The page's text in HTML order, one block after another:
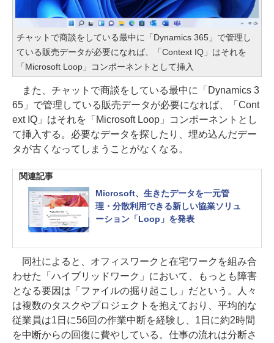
チャットで商談をしている最中に「Dynamics 365」で管理し
ている販売データが必要になれば、「Context IQ」はそれを
「Microsoft Loop」コンポーネントとして挿入
また、チャットで商談をしている最中に「Dynamics 3
65」で管理している販売データが必要になれば、「Cont
ext IQ」はそれを「Microsoft Loop」コンポーネントとし
て挿入する。必要なデータを探したり、埋め込んだデー
タが古くなってしまうことがなくなる。
関連記事
Microsoft、生きたデータを一元管
理・分散利用できる新しい協業ソリュ
ーション「Loop」を発表
同社によると、オフィスワークと在宅ワークを組み合
わせた「ハイブリッドワーク」において、もっとも障害
となる要因は「ファイルの掘り起こし」だという。人々
は複数のタスクやプロジェクトを抱えており、平均的な
従業員は1日に56回の作業中断を経験し、1日に約2時間
を中断からの回復に費やしている。仕事の流れは分断さ